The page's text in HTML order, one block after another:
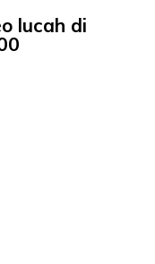
lucah di